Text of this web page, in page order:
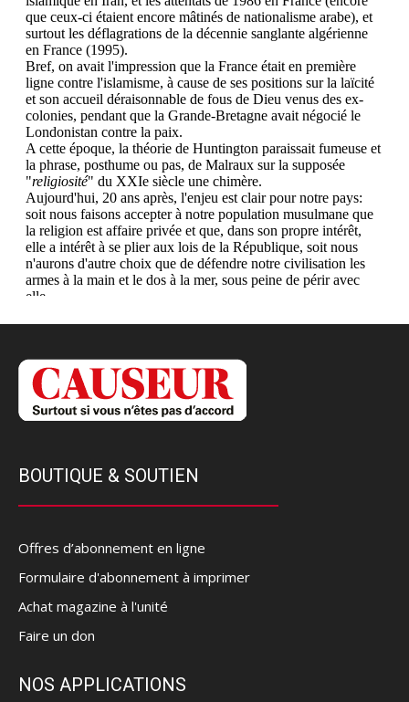
BOUTIQUE & SOUTIEN
Offres d’abonnement en ligne
Formulaire d'abonnement à imprimer
Achat magazine à l'unité
Faire un don
NOS APPLICATIONS